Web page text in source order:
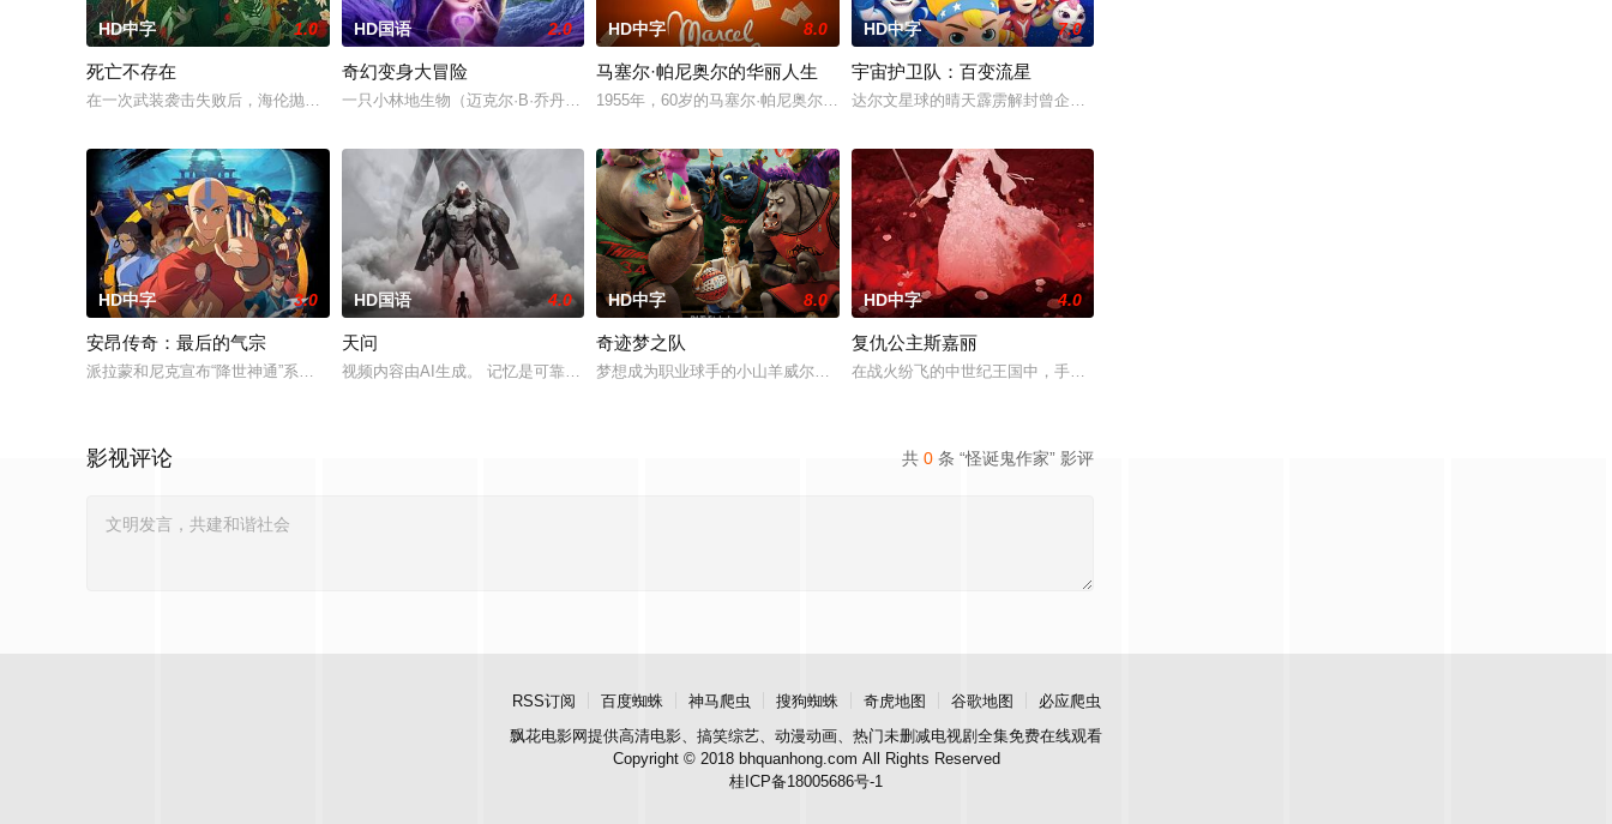
HD中字 1.0
死亡不存在
在一次武装袭击失败后，海伦抛弃了她的同伴，逃进了森林，并遇到了凯瑟琳，一个神秘的另一个自我，一个充满野性且极具诱惑
HD国语 2.0
奇幻变身大冒险
一只小林地生物（迈克尔·B·乔丹 配音）和一只雄伟的鸟（朱诺·坦普尔 配音）——山谷里天生的死敌——突然互换身体，
HD中字 8.0
马塞尔·帕尼奥尔的华丽人生
1955年，60岁的马塞尔·帕尼奥尔被《ELLE》杂志总编辑邀请写专栏，讲述他的童年。帕尼奥尔想要抓住这个机会回归
HD中字 7.0
宇宙护卫队：百变流星
达尔文星球的晴天霹雳解封曾企图占领地球的恐龙三人组，组成超甲恐龙队，从赤道的热带雨林开始冰冻地球
HD中字 3.0
安昂传奇：最后的气宗
派拉蒙和尼克宣布“降世神通”系列开发三部新的电影，仍是动画形式。第一部由《降世神通：最后的气宗》导演Lauren
HD国语 4.0
天问
视频内容由AI生成。 记忆是可靠的吗？痛苦是真实的吗？ 凌墨对此深信不疑。19年前，她亲眼目睹父母被外星舰队掠走；
HD中字 8.0
奇迹梦之队
梦想成为职业球手的小山羊威尔，虽然天生身材矮小，却凭借超凡球技闯入梦寐以求的球队。然而本以为是梦想起点，没想到却是
HD中字 4.0
复仇公主斯嘉丽
在战火纷飞的中世纪王国中，手握利剑的斯嘉丽公主为替父报仇毅然踏上征途，却以失败收场。当她再次醒来
共 0 条 “怪诞鬼作家” 影评
影视评论
RSS订阅 百度蜘蛛 神马爬虫 搜狗蜘蛛 奇虎地图 谷歌地图
必应爬虫
飘花电影网提供高清电影、搞笑综艺、动漫动画、热门未删减电视剧全集免费在线观看
Copyright © 2018 bhquanhong.com All Rights Reserved
桂ICP备18005686号-1